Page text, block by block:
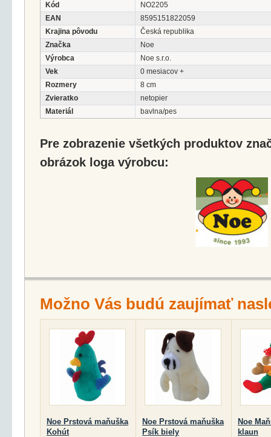
Kód
NO2205
EAN
8595151822059
Krajina pôvodu
Česká republika
Značka
Noe
Výrobca
Noe s.r.o.
Vek
0 mesiacov +
Rozmery
8 cm
Zvieratko
netopier
Materiál
bavlna/pes
Pre zobrazenie všetkých produktov
obrázok loga výrobcu:
Možno Vás budú zaujímať
Noe Prstová maňuška
Kohút
Noe Prstová maňuška
Psík biely
Noe
klaun